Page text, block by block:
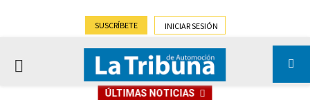
SUSCRÍBETE INICIAR SESIÓN
PRIMARY
ÚLTIMAS NOTICIAS